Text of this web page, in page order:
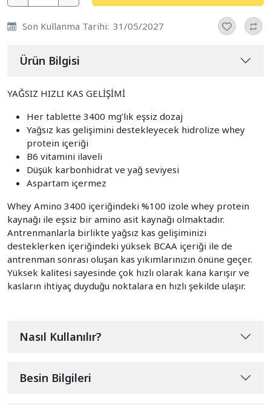
Son Kullanma Tarihi: 31/05/2027
Ürün Bilgisi
YAĞSIZ HIZLI KAS GELİŞİMİ
Her tablette 3400 mg’lık eşsiz dozaj
Yağsız kas gelişimini destekleyecek hidrolize whey
protein içeriği
B6 vitamini ilaveli
Düşük karbonhidrat ve yağ seviyesi
Aspartam içermez
Whey Amino 3400 içeriğindeki %100 izole whey protein
kaynağı ile eşsiz bir amino asit kaynağı olmaktadır.
Antrenmanlarla birlikte yağsız kas gelişiminizi
desteklerken içeriğindeki yüksek BCAA içeriği ile de
antrenman sonrası oluşan kas yıkımlarınızın önüne geçer.
Yüksek kalitesi sayesinde çok hızlı olarak kana karışır ve
kasların ihtiyaç duyduğu noktalara en hızlı şekilde ulaşır.
Nasıl Kullanılır?
Besin Bilgileri